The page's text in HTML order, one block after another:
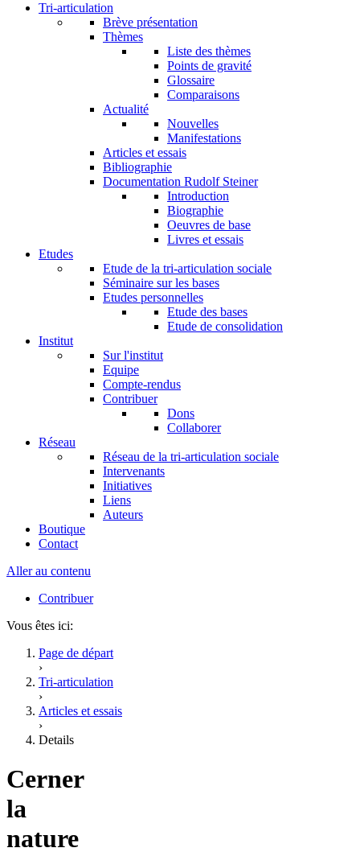
Tri-articulation
Brève présentation
Thèmes
Liste des thèmes
Points de gravité
Glossaire
Comparaisons
Actualité
Nouvelles
Manifestations
Articles et essais
Bibliographie
Documentation Rudolf Steiner
Introduction
Biographie
Oeuvres de base
Livres et essais
Etudes
Etude de la tri-articulation sociale
Séminaire sur les bases
Etudes personnelles
Etude des bases
Etude de consolidation
Institut
Sur l'institut
Equipe
Compte-rendus
Contribuer
Dons
Collaborer
Réseau
Réseau de la tri-articulation sociale
Intervenants
Initiatives
Liens
Auteurs
Boutique
Contact
Aller au contenu
Contribuer
Vous êtes ici:
Page de départ
›
Tri-articulation
›
Articles et essais
›
Details
Cerner
la
nature